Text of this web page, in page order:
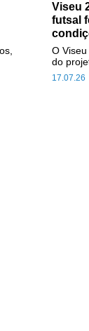
Viseu
futsal
17.07.26
O
do